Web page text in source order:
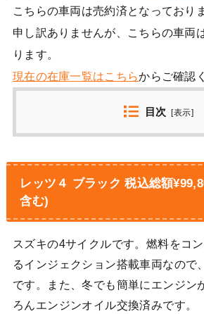
こちらの車両は売約済となっており
申し訳ありませんが、こちらの車両
ります。
現在の在庫一覧はこちらからご確認
目次 [表示]
レッツ４ ブラック 税込総額
含む)
スズキの4サイクルです。燃料をコ
るインジェクション搭載車両なので
です。また、冬でも簡単にエンジン
ろんエンジンオイル交換済みです。